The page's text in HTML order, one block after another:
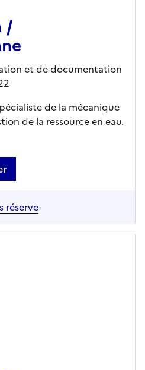
/
et de documentation
de la mécanique
de la ressource en eau.
réserve